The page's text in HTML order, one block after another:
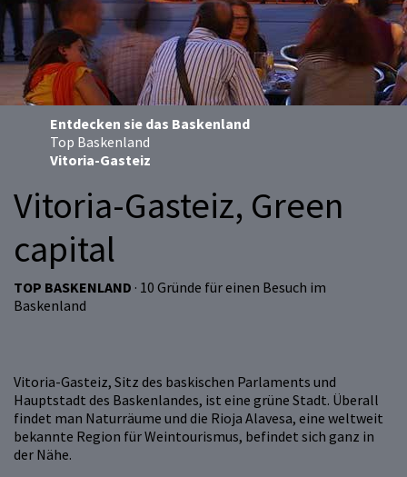
Entdecken sie das Baskenland
Top Baskenland
Vitoria-Gasteiz
Vitoria-Gasteiz, Green
capital
TOP BASKENLAND · 10 Gründe für einen Besuch im
Baskenland
Vitoria-Gasteiz, Sitz des baskischen Parlaments und
Hauptstadt des Baskenlandes, ist eine grüne Stadt. Überall
findet man Naturräume und die Rioja Alavesa, eine weltweit
bekannte Region für Weintourismus, befindet sich ganz in
der Nähe.